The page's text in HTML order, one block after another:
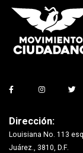
Dirección:
Louisiana No. 113
Juárez., 3810, D.F.